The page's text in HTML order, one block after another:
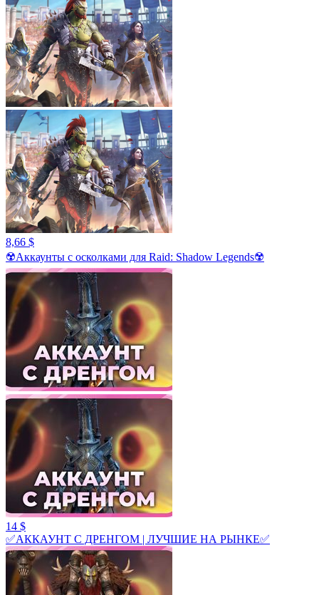
8,66 $
☢️Аккаунты с осколками для Raid: Shadow Legends☢️
14 $
✅АККАУНТ С ДРЕНГОМ | ЛУЧШИЕ НА РЫНКЕ✅